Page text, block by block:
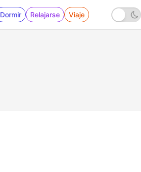
Dormir Relajarse Viaje